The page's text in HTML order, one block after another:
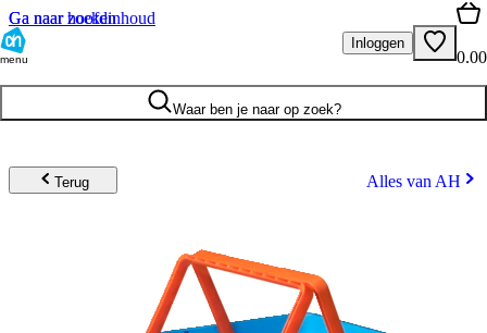
Ga naar hoofdinhoud
Ga naar zoeken
menu
Inloggen
0.00
Waar ben je naar op zoek?
Terug Alles van AH